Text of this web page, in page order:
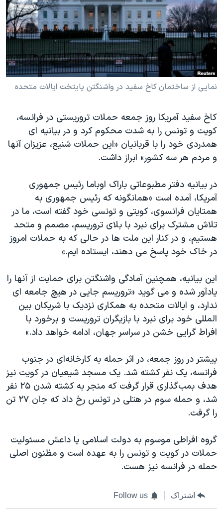
فرهنگ و زندگی
حقوق شهروندی
علم و فناوری
آرشیو پخش زنده
مستندها
انتخابات ریاست جمهوری آمریکا ۲۰۲۴
حمله جمهوری اسلامی به اسرائیل
رمز مهسا
مجموعه مستندهای دادخواهی
تریبونال مردمی آبان ۹۸
دادگاه حمید نوری
قانون شفافیت دارائی کادر رهبری ایران
اعتراضات مردمی آبان ۹۸
اسرائیل در جنگ
نرگس محمدی برنده جایزه نوبل صلح
همایش محافظه‌کاران آمریکا «سی‌پک»
صفحه‌های ویژه
سفر پرزیدنت ترامپ به چین
دنبال کنید
زبانهای مختلف
نمایی از ساختمان کاخ سفید در واشنگتن پایتخت ایالات متحده
کاخ سفید آمریکا روز جمعه حملات تروریستی در فرانسه،
کویت و تونس را به شدت محکوم کرد و در بیانیه ای
همدردی خود را با قربانیان «این حملات شنیع، عزیزان آنها
و مردم هر سه کشور» ابراز داشت.
در بیانیه دفتر مطبوعاتی باراک اوباما رئیس جمهوری
آمریکا، آمده است «همانگونه که رئیس جمهوری به
همتایان فرانسوی، کویتی و تونسی خود گفته است، ما در
تلاش مشترک برای نبرد با بلای تروریسم، مصمم و متحد
هستیم، و در کنار این ملت ها در حالی که به حملات امروز
در خاک خود پاسخ می دهند، ایستاده ایم.»
این بیانیه، همچنین آمادگی واشنگتن برای حمایت از آنها را
یادآور شده و می گوید «تروریسم جایی در هیچ جامعه ای
ندارد، و ایالات متحده به همکاری نزدیک با شریکان بین
المللی خود برای نبرد با بازیگران تروریست و برخورد با
افراط گرایی خشن در سراسر جهان، ادامه خواهد داد.»
پیشتر در روز جمعه، در اثر حمله به کارخانه‌ای در جنوب
فرانسه، يک نفر کشته شد. یک مسجد شیعیان در کویت نیز
هدف بمب‌گذاری قرار گرفت که منجر به کشته شدن ۲۵ نفر
شد، و حمله سوم در هتلی در تونس رخ داد که جان ۲۷ تن
را گرفت.
گروه افراطی موسوم به دولت اسلامی یا داعش مسئولیت
حملات در کویت و تونس را به عهده است و مظنون اصلی
حمله در فرانسه نیز هست.
اشتراک Follow us